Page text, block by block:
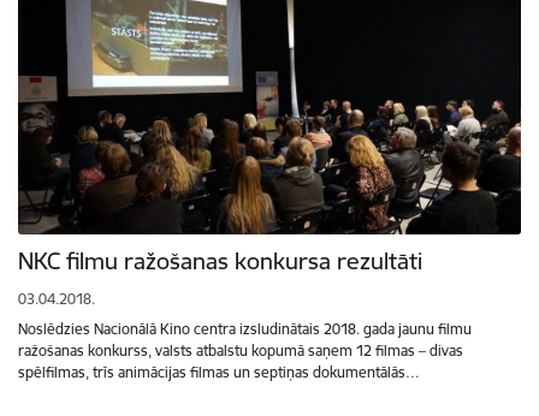
NKC filmu ražošanas konkursa rezultāti
03.04.2018.
Noslēdzies Nacionālā Kino centra izsludinātais 2018. gada jaunu filmu
ražošanas konkurss, valsts atbalstu kopumā saņem 12 filmas – divas
spēlfilmas, trīs animācijas filmas un septiņas dokumentālās…